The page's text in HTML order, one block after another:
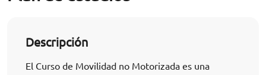
Descripción
El Curso de Movilidad no Motorizada es una